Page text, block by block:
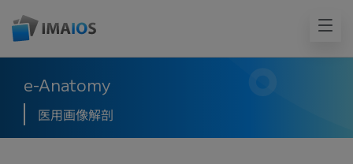
e-Anatomy
医用画像解剖